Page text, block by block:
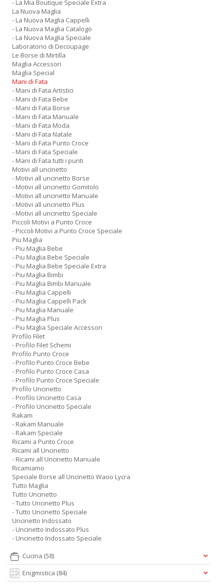
- La Mia Boutique Speciale Extra
La Nuova Maglia
- La Nuova Maglia Cappelli
- La Nuova Maglia Catalogo
- La Nuova Maglia Speciale
Laboratorio di Decoupage
Le Borse di Mirtilla
Maglia Accessori
Maglia Special
Mani di Fata
- Mani di Fata Artistici
- Mani di Fata Bebe
- Mani di Fata Borse
- Mani di Fata Manuale
- Mani di Fata Moda
- Mani di Fata Natale
- Mani di Fata Punto Croce
- Mani di Fata Speciale
- Mani di Fata tutti i punti
Motivi all uncinetto
- Motivi all uncinetto Borse
- Motivi all uncinetto Gomitolo
- Motivi all uncinetto Manuale
- Motivi all uncinetto Plus
- Motivi all uncinetto Speciale
Piccoli Motivi a Punto Croce
- Piccoli Motivi a Punto Croce Speciale
Piu Maglia
- Piu Maglia Bebe
- Piu Maglia Bebe Speciale
- Piu Maglia Bebe Speciale Extra
- Piu Maglia Bimbi
- Piu Maglia Bimbi Manuale
- Piu Maglia Cappelli
- Piu Maglia Cappelli Pack
- Piu Maglia Manuale
- Piu Maglia Plus
- Piu Maglia Speciale Accessori
Profilo Filet
- Profilo Filet Schemi
Profilo Punto Croce
- Profilo Punto Croce Bebe
- Profilo Punto Croce Casa
- Profilo Punto Croce Speciale
Profilo Uncinetto
- Profilo Uncinetto Casa
- Profilo Uncinetto Speciale
Rakam
- Rakam Manuale
- Rakam Speciale
Ricami a Punto Croce
Ricami all Uncinetto
- Ricami all Uncinetto Manuale
Ricamiamo
Speciale Borse all Uncinetto Waoo Lycra
Tutto Maglia
Tutto Uncinetto
- Tutto Uncinetto Plus
- Tutto Uncinetto Speciale
Uncinetto Indossato
- Uncinetto Indossato Plus
- Uncinetto Indossato Speciale
Cucina (58)
Enigmistica (84)